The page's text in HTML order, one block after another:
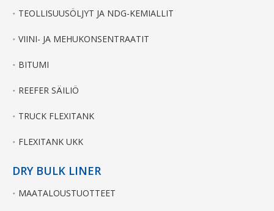
TEOLLISUUSÖLJYT JA NDG-KEMIALLIT
VIINI- JA MEHUKONSENTRAATIT
BITUMI
REEFER SÄILIÖ
TRUCK FLEXITANK
FLEXITANK UKK
DRY BULK LINER
MAATALOUSTUOTTEET